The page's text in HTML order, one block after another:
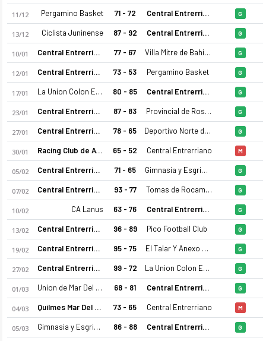
Central Entrerriano 25-26 sezonu kadrosu, maç fikstürü,
11/12 Pergamino Basket 71 - 72 Central Entrerriano G
13/12 Ciclista Juninense 87 - 92 Central Entrerriano G
10/01 Central Entrerriano 77 - 67 Villa Mitre de Bahia Blanca G
12/01 Central Entrerriano 73 - 53 Pergamino Basket G
17/01 La Union Colon Entre Rios 80 - 85 Central Entrerriano G
23/01 Central Entrerriano 87 - 83 Provincial de Rosario G
27/01 Central Entrerriano 78 - 65 Deportivo Norte de Amrmstrong G
30/01 Racing Club de Avellaneda 65 - 52 Central Entrerriano M
05/02 Central Entrerriano 71 - 65 Gimnasia y Esgrima La Plata G
07/02 Central Entrerriano 93 - 77 Tomas de Rocamora G
10/02 CA Lanus 63 - 76 Central Entrerriano G
13/02 Central Entrerriano 96 - 89 Pico Football Club G
19/02 Central Entrerriano 95 - 75 El Talar Y Anexo B Mitre G
27/02 Central Entrerriano 99 - 72 La Union Colon Entre Rios G
01/03 Union de Mar Del Plata 68 - 81 Central Entrerriano G
04/03 Quilmes Mar Del Plata 73 - 65 Central Entrerriano M
05/03 Gimnasia y Esgrima La Plata 86 - 88 Central Entrerriano G